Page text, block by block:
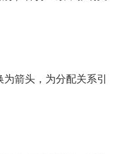
箭头，为分配关系引